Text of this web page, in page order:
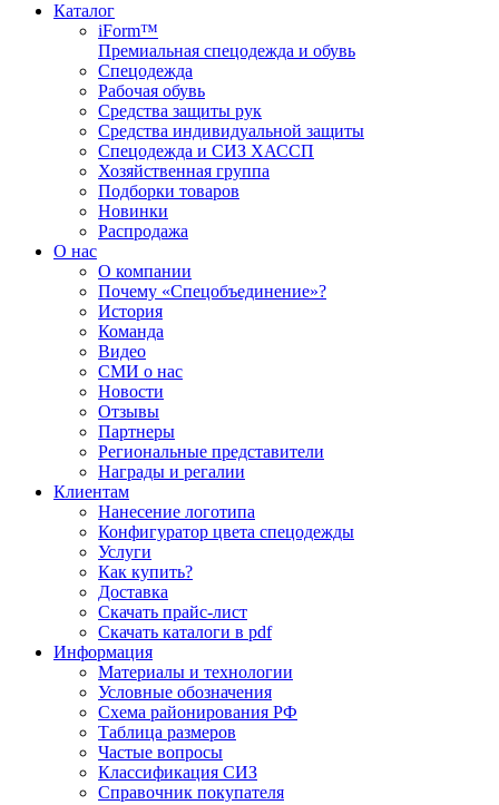
Каталог
iForm™
Премиальная спецодежда и обувь
Спецодежда
Рабочая обувь
Средства защиты рук
Средства индивидуальной защиты
Спецодежда и СИЗ ХАССП
Хозяйственная группа
Подборки товаров
Новинки
Распродажа
О нас
О компании
Почему «Спецобъединение»?
История
Команда
Видео
СМИ о нас
Новости
Отзывы
Партнеры
Региональные представители
Награды и регалии
Клиентам
Нанесение логотипа
Конфигуратор цвета спецодежды
Услуги
Как купить?
Доставка
Скачать прайс-лист
Скачать каталоги в pdf
Информация
Материалы и технологии
Условные обозначения
Схема районирования РФ
Таблица размеров
Частые вопросы
Классификация СИЗ
Справочник покупателя